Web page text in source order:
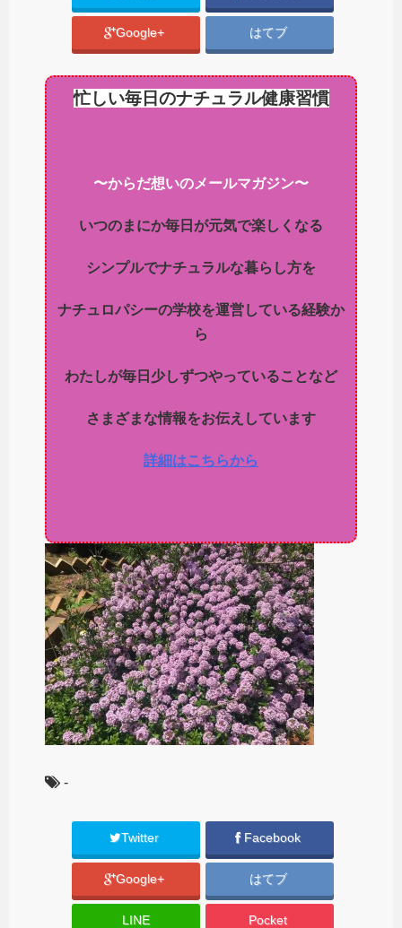
Google+ はてブ
忙しい毎日のナチュラル健康習慣
〜からだ想いのメールマガジン〜
いつのまにか毎日が元気で楽しくなる
シンプルでナチュラルな暮らし方を
ナチュロパシーの学校を運営している経験か
ら
わたしが毎日少しずつやっていることなど
さまざまな情報をお伝えしています
詳細はこちらから
-
Twitter Facebook
Google+ はてブ
LINE Pocket